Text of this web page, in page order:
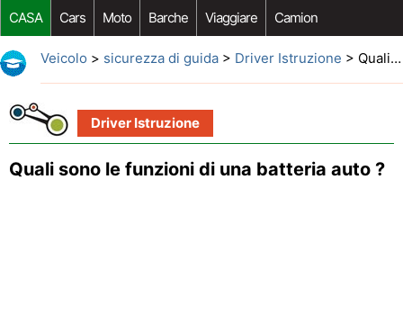
CASA Cars Moto Barche Viaggiare Camion
Riparazione Auto Acquisto Auto Car Opzioni Aftermarket
Veicolo > sicurezza di guida> Driver Istruzione > Quali sono le funzioni di una batteria auto ?
Driver Istruzione
Quali sono le funzioni di una batteria auto ?